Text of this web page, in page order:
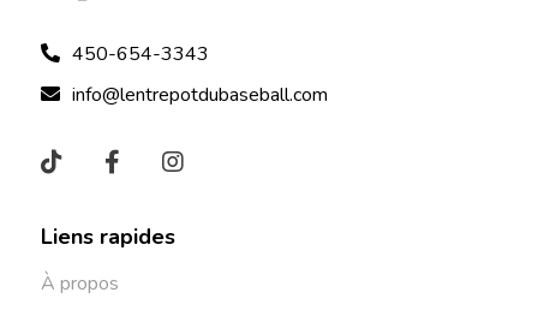
450-654-3343
info@lentrepotdubaseball.com
Liens rapides
À propos